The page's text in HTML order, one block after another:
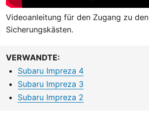
Videoanleitung für den Zugang zu den
Sicherungskästen.
VERWANDTE:
Subaru Impreza 4
Subaru Impreza 3
Subaru Impreza 2